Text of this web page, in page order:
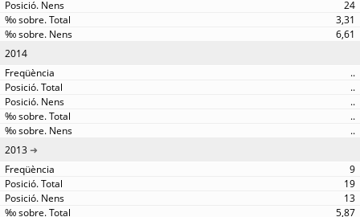
24
3,31
6,61
2014
..
..
..
..
..
2013
9
19
13
5,87